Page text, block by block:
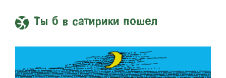
Ты б в сатирики пошел